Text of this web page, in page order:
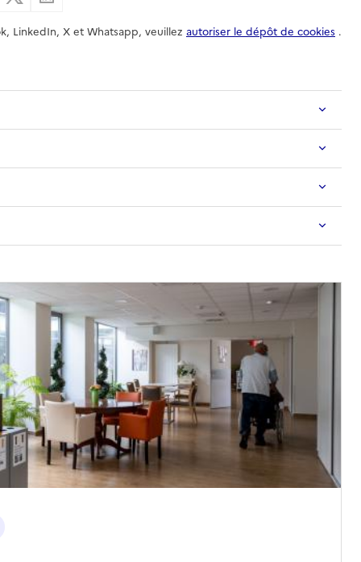
LinkedIn, X et Whatsapp, veuillez autoriser le dépôt de cookies .